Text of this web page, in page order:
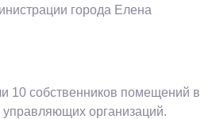
города Елена
10 собственников помещений в
организаций.